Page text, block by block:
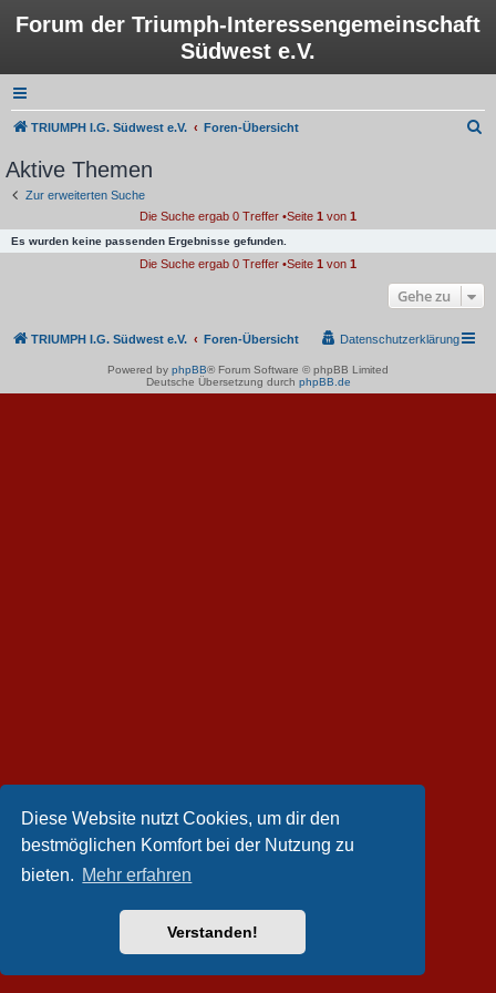
Diese Website nutzt Cookies, um dir den
bestmöglichen Komfort bei der Nutzung zu
bieten. Mehr erfahren
Verstanden!
Forum der Triumph-Interessengemeinschaft
Südwest e.V.
TRIUMPH I.G. Südwest e.V. Foren-Übersicht
e
Aktive Themen
Zur erweiterten Suche
Die Suche ergab 0 Treffer •Seite 1 von 1
Es wurden keine passenden Ergebnisse gefunden.
Die Suche ergab 0 Treffer •Seite 1 von 1
Gehe zu
TRIUMPH I.G. Südwest e.V. Foren-Übersicht Datenschutzerklärung
Powered by phpBB® Forum Software © phpBB Limited
Deutsche Übersetzung durch phpBB.de